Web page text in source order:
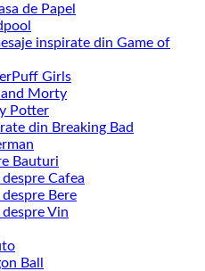
de Papel
inspirate din Game of
Girls
Morty
Potter
din Breaking Bad
Bauturi
Cafea
Bere
Vin
Ball